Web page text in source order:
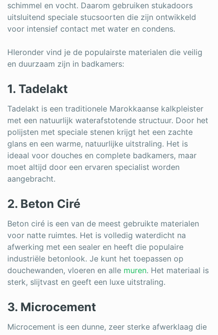
schimmel en vocht. Daarom gebruiken stukadoors
uitsluitend speciale stucsoorten die zijn ontwikkeld
voor intensief contact met water en condens.
HIeronder vind je de populairste materialen die veilig
en duurzaam zijn in badkamers:
1. Tadelakt
Tadelakt is een traditionele Marokkaanse kalkpleister
met een natuurlijk waterafstotende structuur. Door het
polijsten met speciale stenen krijgt het een zachte
glans en een warme, natuurlijke uitstraling. Het is
ideaal voor douches en complete badkamers, maar
moet altijd door een ervaren specialist worden
aangebracht.
2. Beton Ciré
Beton ciré is een van de meest gebruikte materialen
voor natte ruimtes. Het is volledig waterdicht na
afwerking met een sealer en heeft die populaire
industriële betonlook. Je kunt het toepassen op
douchewanden, vloeren en alle muren. Het materiaal is
sterk, slijtvast en geeft een luxe uitstraling.
3. Microcement
Microcement is een dunne, zeer sterke afwerklaag die